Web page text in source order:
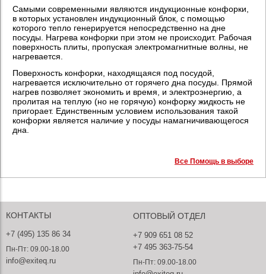
Самыми современными являются индукционные конфорки,
в которых установлен индукционный блок, с помощью
которого тепло генерируется непосредственно на дне
посуды. Нагрева конфорки при этом не происходит. Рабочая
поверхность плиты, пропуская электромагнитные волны, не
нагревается.
Поверхность конфорки, находящаяся под посудой,
нагревается исключительно от горячего дна посуды. Прямой
нагрев позволяет экономить и время, и электроэнергию, а
пролитая на теплую (но не горячую) конфорку жидкость не
пригорает. Единственным условием использования такой
конфорки является наличие у посуды намагничивающегося
дна.
Все Помощь в выборе
КОНТАКТЫ
+7 (495) 135 86 34
Пн-Пт: 09.00-18.00
info@exiteq.ru
ОПТОВЫЙ ОТДЕЛ
+7 909 651 08 52
+7 495 363-75-54
Пн-Пт: 09.00-18.00